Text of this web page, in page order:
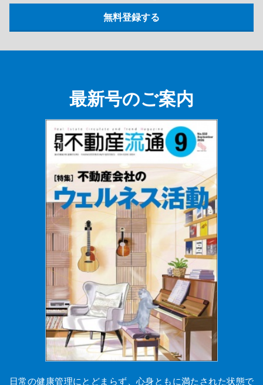
最新号のご案内
日常の健康管理にとどまらず、心身ともに満たされた状態で